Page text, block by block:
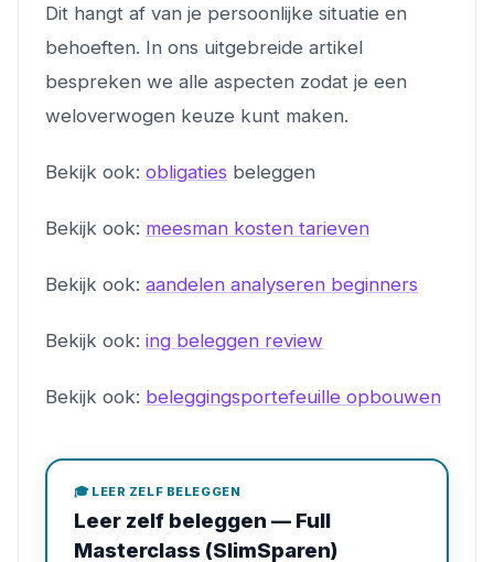
Dit hangt af van je persoonlijke situatie en
behoeften. In ons uitgebreide artikel
bespreken we alle aspecten zodat je een
weloverwogen keuze kunt maken.
Bekijk ook: obligaties beleggen
Bekijk ook: meesman kosten tarieven
Bekijk ook: aandelen analyseren beginners
Bekijk ook: ing beleggen review
Bekijk ook: beleggingsportefeuille opbouwen
🎓 LEER ZELF BELEGGEN
Leer zelf beleggen — Full
Masterclass (SlimSparen)